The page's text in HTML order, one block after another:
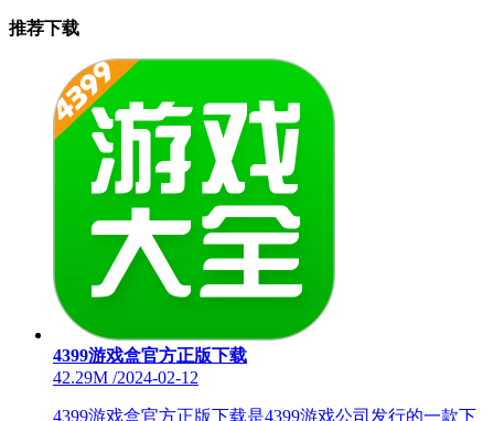
推荐下载
4399游戏盒官方正版下载
42.29M /2024-02-12
4399游戏盒官方正版下载是4399游戏公司发行的一款下